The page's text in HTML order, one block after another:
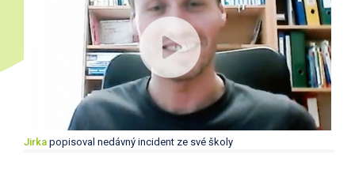
Jirka popisoval nedávný incident ze své školy